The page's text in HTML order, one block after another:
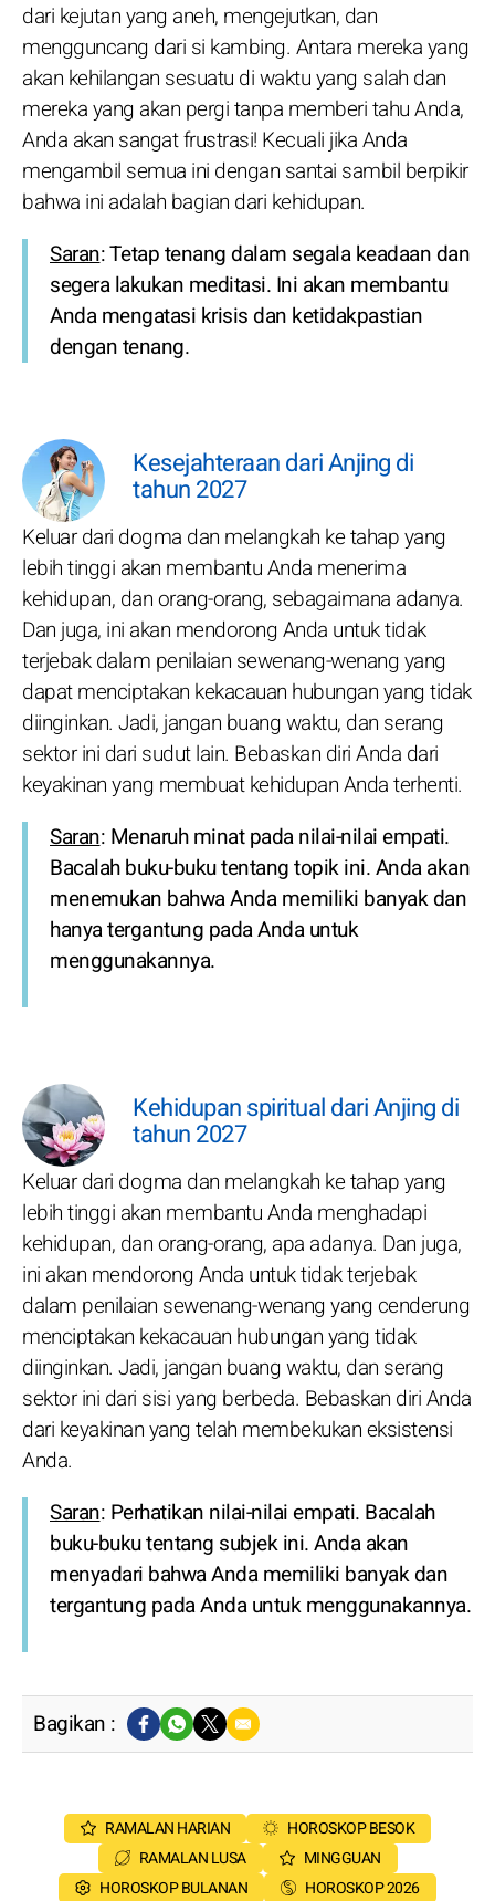
dari kejutan yang aneh, mengejutkan, dan
mengguncang dari si kambing. Antara mereka yang
akan kehilangan sesuatu di waktu yang salah dan
mereka yang akan pergi tanpa memberi tahu Anda,
Anda akan sangat frustrasi! Kecuali jika Anda
mengambil semua ini dengan santai sambil berpikir
bahwa ini adalah bagian dari kehidupan.
Saran: Tetap tenang dalam segala keadaan dan
segera lakukan meditasi. Ini akan membantu
Anda mengatasi krisis dan ketidakpastian
dengan tenang.
Kesejahteraan dari Anjing di
tahun 2027
Keluar dari dogma dan melangkah ke tahap yang
lebih tinggi akan membantu Anda menerima
kehidupan, dan orang-orang, sebagaimana adanya.
Dan juga, ini akan mendorong Anda untuk tidak
terjebak dalam penilaian sewenang-wenang yang
dapat menciptakan kekacauan hubungan yang tidak
diinginkan. Jadi, jangan buang waktu, dan serang
sektor ini dari sudut lain. Bebaskan diri Anda dari
keyakinan yang membuat kehidupan Anda terhenti.
Saran: Menaruh minat pada nilai-nilai empati.
Bacalah buku-buku tentang topik ini. Anda akan
menemukan bahwa Anda memiliki banyak dan
hanya tergantung pada Anda untuk
menggunakannya.
Kehidupan spiritual dari Anjing di
tahun 2027
Keluar dari dogma dan melangkah ke tahap yang
lebih tinggi akan membantu Anda menghadapi
kehidupan, dan orang-orang, apa adanya. Dan juga,
ini akan mendorong Anda untuk tidak terjebak
dalam penilaian sewenang-wenang yang cenderung
menciptakan kekacauan hubungan yang tidak
diinginkan. Jadi, jangan buang waktu, dan serang
sektor ini dari sisi yang berbeda. Bebaskan diri Anda
dari keyakinan yang telah membekukan eksistensi
Anda.
Saran: Perhatikan nilai-nilai empati. Bacalah
buku-buku tentang subjek ini. Anda akan
menyadari bahwa Anda memiliki banyak dan
tergantung pada Anda untuk menggunakannya.
Bagikan :
RAMALAN HARIAN
HOROSKOP BESOK
RAMALAN LUSA
MINGGUAN
HOROSKOP BULANAN
HOROSKOP 2026